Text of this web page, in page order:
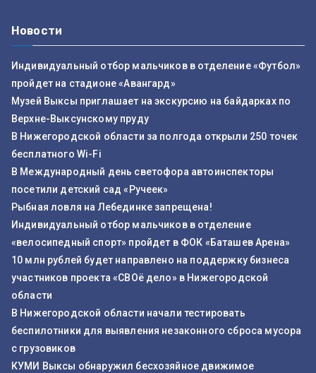
Новости
Индивидуальный отбор мальчиков в отделение «Футбол»
пройдет на стадионе «Авангард»
Музей Выксы приглашает на экскурсию на байдарках по
Верхне-Выксунскому пруду
В Нижегородской области за полгода открыли 250 точек
бесплатного Wi-Fi
В Международный день светофора автоинспекторы
посетили детский сад «Ручеек»
Рыбная ловля на Лебединке запрещена!
Индивидуальный отбор мальчиков в отделение
«велосипедный спорт» пройдет в ФОК «Баташев Арена»
10 млн рублей будет направлено на поддержку бизнеса
участников проекта «СВОё дело» в Нижегородской
области
В Нижегородской области начали тестировать
беспилотники для выявления незаконного сброса мусора
с грузовиков
КУМИ Выксы обнаружил бесхозяйное движимое